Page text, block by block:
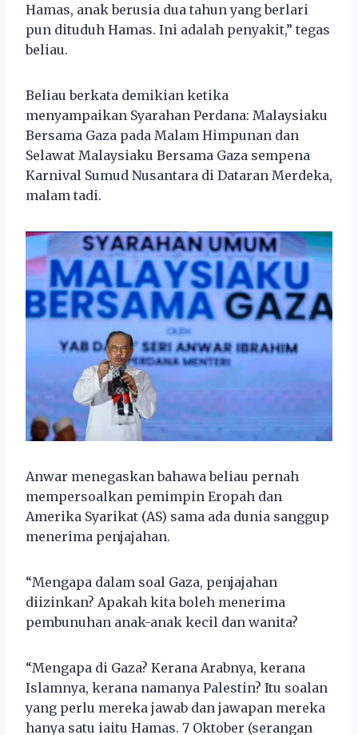
Hamas, anak berusia dua tahun yang berlari
pun dituduh Hamas. Ini adalah penyakit,” tegas
beliau.
Beliau berkata demikian ketika
menyampaikan Syarahan Perdana: Malaysiaku
Bersama Gaza pada Malam Himpunan dan
Selawat Malaysiaku Bersama Gaza sempena
Karnival Sumud Nusantara di Dataran Merdeka,
malam tadi.
Anwar menegaskan bahawa beliau pernah
mempersoalkan pemimpin Eropah dan
Amerika Syarikat (AS) sama ada dunia sanggup
menerima penjajahan.
“Mengapa dalam soal Gaza, penjajahan
diizinkan? Apakah kita boleh menerima
pembunuhan anak-anak kecil dan wanita?
“Mengapa di Gaza? Kerana Arabnya, kerana
Islamnya, kerana namanya Palestin? Itu soalan
yang perlu mereka jawab dan jawapan mereka
hanya satu iaitu Hamas. 7 Oktober (serangan